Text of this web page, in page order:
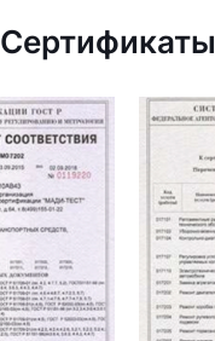
Сертификаты